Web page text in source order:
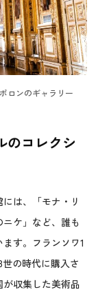
ロンのギャラリー
のコレクシ
は、「モナ・リ
ケ」など、誰も
す。フランソワ1
の時代に購入さ
収集した美術品